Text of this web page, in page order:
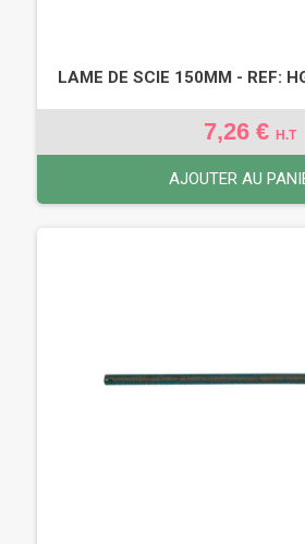
LAME DE SCIE 150MM - REF:
7,26 € H.T
AJOUTER AU